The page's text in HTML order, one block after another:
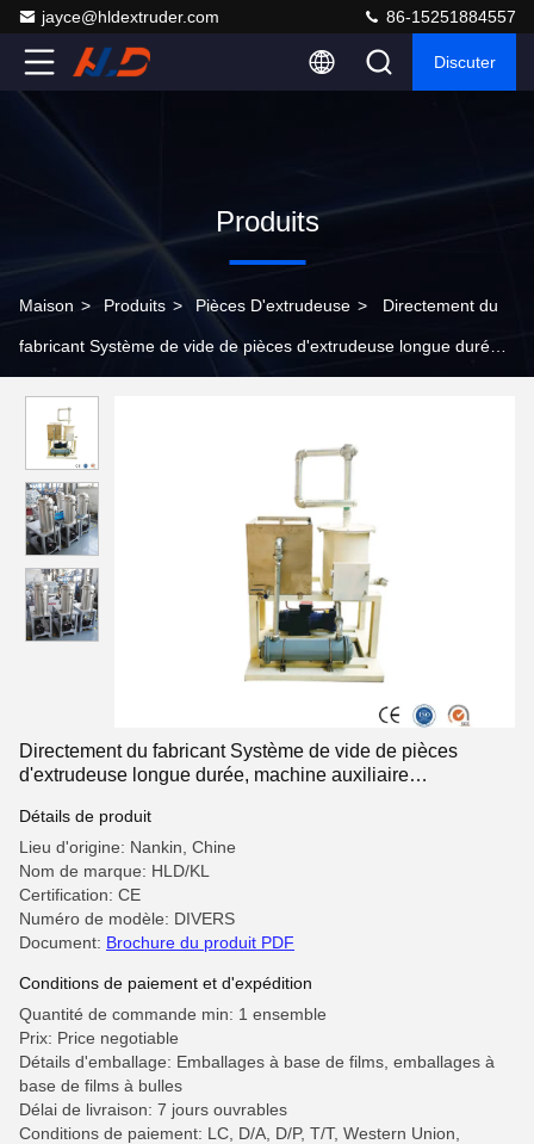
jayce@hldextruder.com 86-15251884557
Discuter
Produits
Maison > Produits > Pièces D'extrudeuse > Directement du
fabricant Système de vide de pièces d'extrudeuse longue durée,
Directement du fabricant Système de vide de pièces
d'extrudeuse longue durée, machine auxiliaire
Détails de produit
Lieu d'origine: Nankin, Chine
Nom de marque: HLD/KL
Certification: CE
Numéro de modèle: DIVERS
Document: Brochure du produit PDF
Conditions de paiement et d'expédition
Quantité de commande min: 1 ensemble
Prix: Price negotiable
Détails d'emballage: Emballages à base de films, emballages à
base de films à bulles
Délai de livraison: 7 jours ouvrables
Conditions de paiement: LC, D/A, D/P, T/T, Western Union,